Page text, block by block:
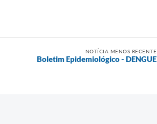
NOTÍCIA MENOS RECENTE
Boletim Epidemiológico - DENGUE